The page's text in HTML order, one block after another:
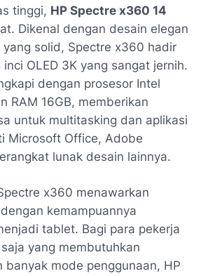
tinggi, HP Spectre x360 14
Dikenal dengan desain elegan
solid, Spectre x360 hadir
OLED 3K yang sangat jernih.
dengan prosesor Intel
RAM 16GB, memberikan
untuk multitasking dan aplikasi
Microsoft Office, Adobe
lunak desain lainnya.
x360 menawarkan
kemampuannya
tablet. Bagi para pekerja
yang membutuhkan
banyak mode penggunaan, HP